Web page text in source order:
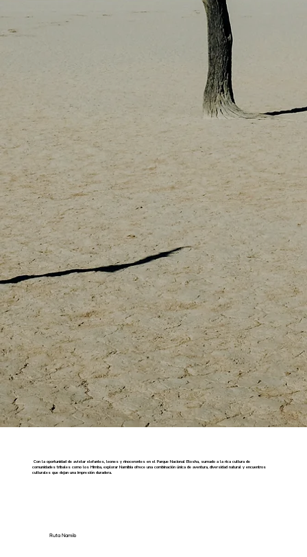
Con la oportunidad de avistar elefantes, leones y rinocerontes en el Parque Nacional Etosha, sumado a la rica cultura de
comunidades tribales como los Himba, explorar Namibia ofrece una combinación única de aventura, diversidad natural y encuentros
culturales que dejan una impresión duradera.
Ruta Namib